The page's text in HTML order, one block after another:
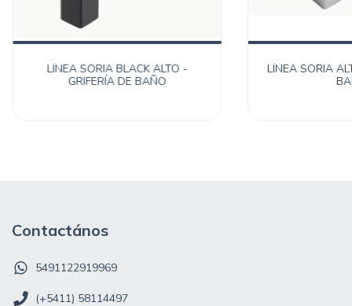
LÍNEA SORIA BLACK ALTO -
GRIFERÍA DE BAÑO
LÍNEA SORIA
Contactános
5491122919969
(+5411) 58114497